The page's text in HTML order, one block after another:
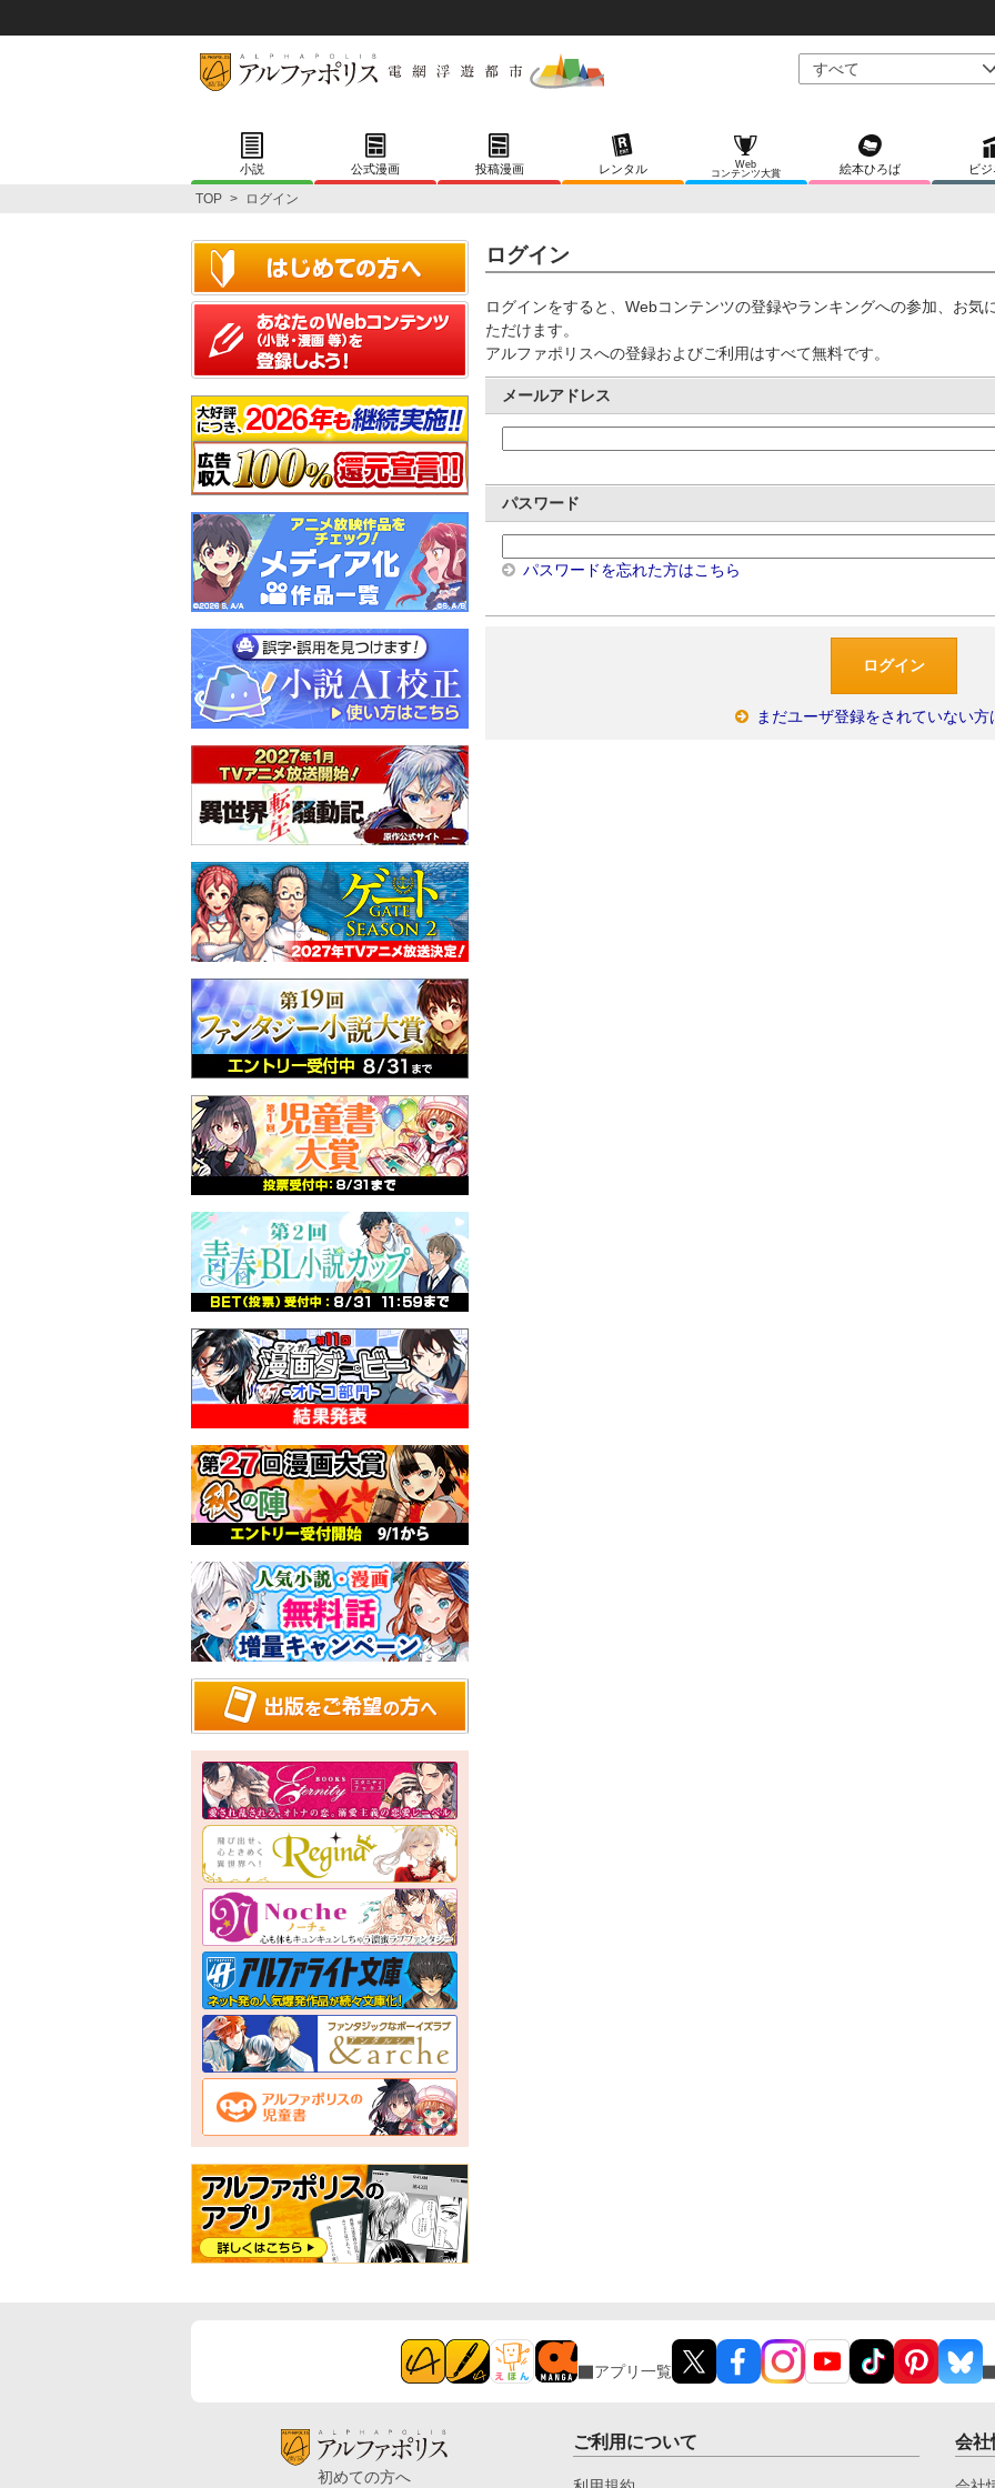
小説 公式漫画 投稿漫画 レンタル
Web
コンテンツ大賞
絵本ひろば ビ
TOP > ログイン
ログイン
ログインをすると、Webコンテンツの登録やランキングへの参加、お気
ただけます。
アルファポリスへの登録およびご利用はすべて無料です。
メールアドレス
パスワード
パスワードを忘れた方はこちら
まだユーザ登録をされていない方
アプリ一覧
初めての方へ
ご利用について 会社